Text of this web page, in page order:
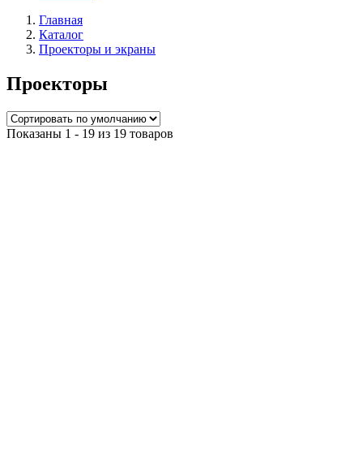
Главная
Каталог
Проекторы и экраны
Проекторы
Показаны 1 - 19 из 19 товаров